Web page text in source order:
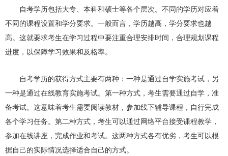
自考学历包括大专、本科和硕士等各个层次。不同的学历对应着
不同的课程设置和学分要求。一般而言，学历越高，学分要求也越
高。这就要求考生在学习过程中要注重合理安排时间，合理规划课程
进度，以保障学习效果和及格率。
自考学历的获得方式主要有两种：一种是通过自学实施考试，另
一种是通过在线教育实施考试。第一种方式，考生需要通过自学，准
备考试。这意味着考生需要阅读教材，参加线下辅导课程，自行完成
各个学习任务。第二种方式，考生可以通过网络平台接受课程教学，
参加在线讲座，完成作业和考试。这两种方式各有优劣，考生可以根
据自己的实际情况选择适合自己的方式。